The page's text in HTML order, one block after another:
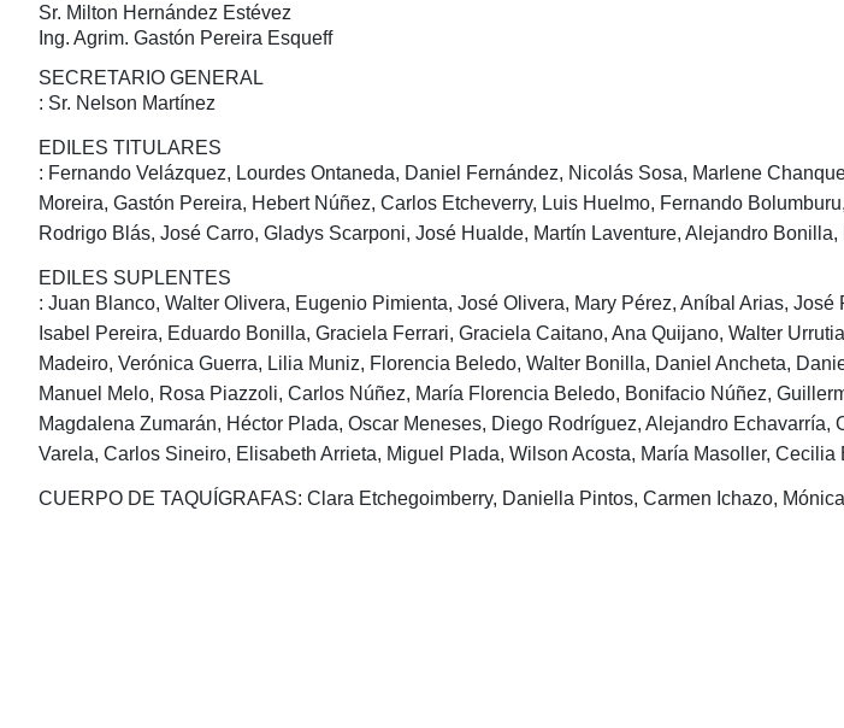
Sr. Milton Hernández Estévez
Ing. Agrim. Gastón Pereira Esqueff
SECRETARIO GENERAL
: Sr. Nelson Martínez
EDILES TITULARES
: Fernando Velázquez, Lourdes Ontaneda, Daniel Fernández, Nicolás Sosa, Marlene
Moreira, Gastón Pereira, Hebert Núñez, Carlos Etcheverry, Luis Huelmo, Fernando
Rodrigo Blás, José Carro, Gladys Scarponi, José Hualde, Martín Laventure, Alejandro
EDILES SUPLENTES
: Juan Blanco, Walter Olivera, Eugenio Pimienta, José Olivera, Mary Pérez, Aníbal Arias,
Isabel Pereira, Eduardo Bonilla, Graciela Ferrari, Graciela Caitano, Ana Quijano, Walter
Madeiro, Verónica Guerra, Lilia Muniz, Florencia Beledo, Walter Bonilla, Daniel Ancheta,
Manuel Melo, Rosa Piazzoli, Carlos Núñez, María Florencia Beledo, Bonifacio Núñez,
Magdalena Zumarán, Héctor Plada, Oscar Meneses, Diego Rodríguez, Alejandro
Varela, Carlos Sineiro, Elisabeth Arrieta, Miguel Plada, Wilson Acosta, María Masoller,
CUERPO DE TAQUÍGRAFAS: Clara Etchegoimberry, Daniella Pintos, Carmen Ichazo,